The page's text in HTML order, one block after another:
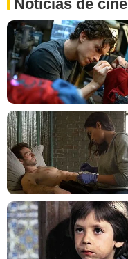
Noticias de cine